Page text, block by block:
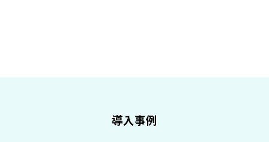
導入事例